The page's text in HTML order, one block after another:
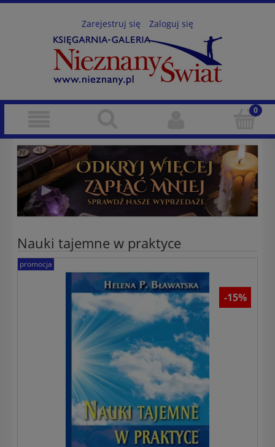
Zarejestruj się Zaloguj się
Nauki tajemne w praktyce
promocja
-15%